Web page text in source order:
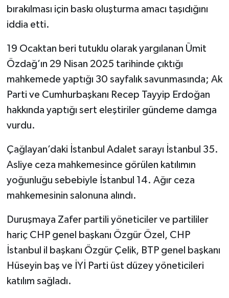
bırakılması için baskı oluşturma amacı taşıdığını
iddia etti.
19 Ocaktan beri tutuklu olarak yargılanan Ümit
Özdağ’ın 29 Nisan 2025 tarihinde çıktığı
mahkemede yaptığı 30 sayfalık savunmasında; Ak
Parti ve Cumhurbaşkanı Recep Tayyip Erdoğan
hakkında yaptığı sert eleştiriler gündeme damga
vurdu.
Çağlayan’daki İstanbul Adalet sarayı İstanbul 35.
Asliye ceza mahkemesince görülen katılımın
yoğunluğu sebebiyle İstanbul 14. Ağır ceza
mahkemesinin salonuna alındı.
Duruşmaya Zafer partili yöneticiler ve partililer
hariç CHP genel başkanı Özgür Özel, CHP
İstanbul il başkanı Özgür Çelik, BTP genel başkanı
Hüseyin baş ve İYİ Parti üst düzey yöneticileri
katılım sağladı.